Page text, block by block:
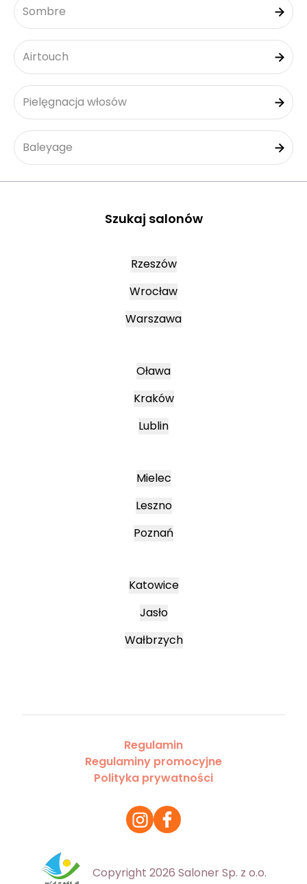
Sombre
Airtouch
Pielęgnacja włosów
Baleyage
Szukaj salonów
Rzeszów
Wrocław
Warszawa
Oława
Kraków
Lublin
Mielec
Leszno
Poznań
Katowice
Jasło
Wałbrzych
Regulamin
Regulaminy promocyjne
Polityka prywatności
Copyright 2026 Saloner Sp. z o.o.